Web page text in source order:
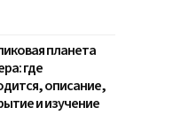
планета
где
описание,
и изучение